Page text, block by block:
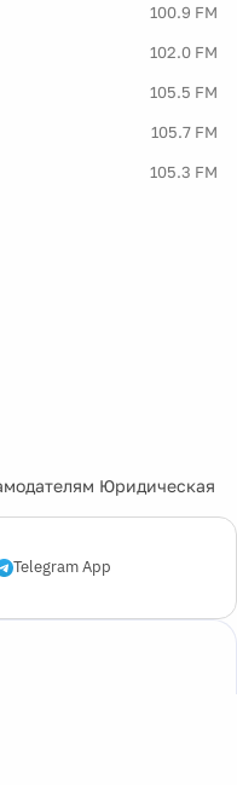
100.9 FM
102.0 FM
105.5 FM
105.7 FM
105.3 FM
Юридическая
Telegram App